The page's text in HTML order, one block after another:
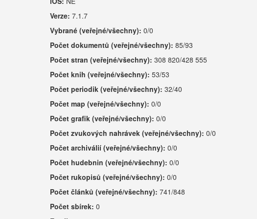
Verze: 7.1.7
Vybrané (veřejné/všechny): 0/0
Počet dokumentů (veřejné/všechny): 85/93
Počet stran (veřejné/všechny): 308 820/428 555
Počet knih (veřejné/všechny): 53/53
Počet periodik (veřejné/všechny): 32/40
Počet map (veřejné/všechny): 0/0
Počet grafik (veřejné/všechny): 0/0
Počet zvukových nahrávek (veřejné/všechny): 0/0
Počet archiválií (veřejné/všechny): 0/0
Počet hudebnin (veřejné/všechny): 0/0
Počet rukopisů (veřejné/všechny): 0/0
Počet článků (veřejné/všechny): 741/848
Počet sbírek: 0